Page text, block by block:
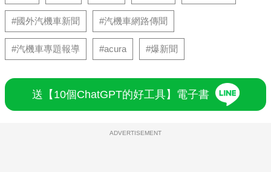
級電池，續航力介於32至96公里之間。計劃於2015年
在美國加州上市，價格介於4,999與10,999美金。
英國 Car表示，Nissan副總裁 Andy Palmer表示將生產
BladeGlider三輪電動車，吸引年輕買家。
#國外汽機車新聞 #汽機車網路傳聞
#汽機車專題報導 #acura #爆新聞
送【10個ChatGPT的好工具】電子書
ADVERTISEMENT